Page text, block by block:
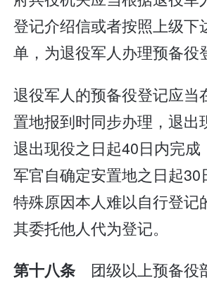
登记介绍信或者按照上级下
单，为退役军人办理预备役
退役军人的预备役登记应当
置地报到时同步办理，退出
退出现役之日起40日内完成
军官自确定安置地之日起30
特殊原因本人难以自行登记
其委托他人代为登记。
第十八条 团级以上预备役